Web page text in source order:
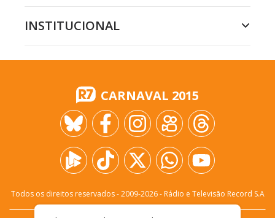
INSTITUCIONAL
CARNAVAL 2015
Todos os direitos reservados - 2009-2026- Rádio e Televisão Record S.A